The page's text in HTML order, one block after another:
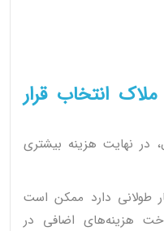
انتخاب قرار
در نهایت هزینه بیشتری
طولانی دارد ممکن است
هزینه‌های اضافی در